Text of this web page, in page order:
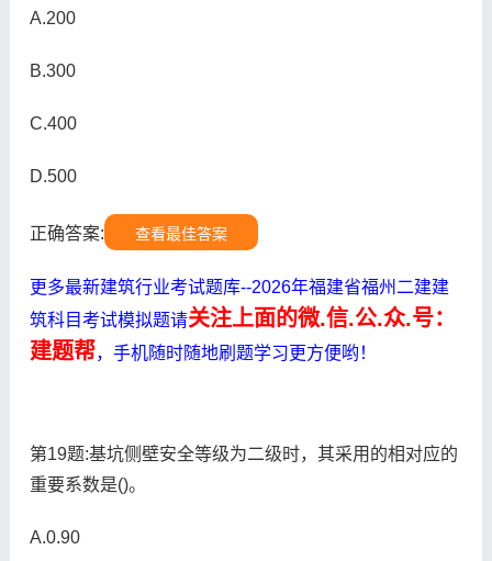
A.200
B.300
C.400
D.500
正确答案: 查看最佳答案
更多最新建筑行业考试题库--2026年福建省福州二建建
筑科目考试模拟题请关注上面的微.信.公.众.号：
建题帮，手机随时随地刷题学习更方便哟！
第19题:基坑侧壁安全等级为二级时，其采用的相对应的
重要系数是()。
A.0.90